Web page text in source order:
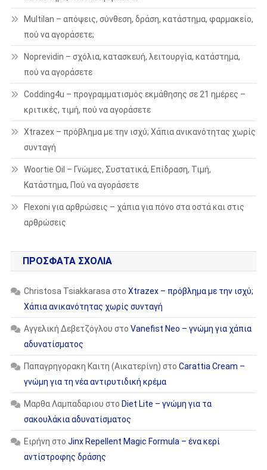
Multilan – απόψεις, σύνθεση, δράση, κατάστημα, φαρμακείο,
πού να αγοράσετε;
Noprevidin – σχόλια, κατασκευή, λειτουργία, κατάστημα,
πού να αγοράσετε
Codding4u – προγραμματισμός εκμάθησης σε 21 ημέρες –
κριτικές, τιμή, πού να αγοράσετε
Xtrazex – πρόβλημα με την ισχύ; Χάπια ανικανότητας χωρίς
συνταγή
Woortie Oil – Γνώμες, Συστατικά, Επίδραση, Τιμή,
Κατάστημα, Πού να αγοράσετε
Flexoni για αρθρώσεις – χάπια για πόνο στα οστά και στις
αρθρώσεις
ΠΡΌΣΦΑΤΑ ΣΧΌΛΙΑ
Christosa Tsiakkarasa στο Xtrazex – πρόβλημα με την ισχύ;
Χάπια ανικανότητας χωρίς συνταγή
Αγγελική Δεβετζόγλου στο Vanefist Neo – γνώμη για χάπια
αδυνατίσματος
Παπαγρηγορακη Καιτη (Αικατερίνη) στο Carattia Cream –
γνώμη για τη νέα αντιρυτιδική κρέμα
Μαρθα Λαμπαδαριου στο Diet Lite – γνώμη για τα
σακουλάκια αδυνατίσματος
Ειρήνη στο Jinx Repellent Magic Formula – ένα κερί
αντίστροφης δράσης